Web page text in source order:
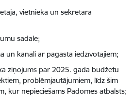
vietnieka un sekretāra
sadale;
un kanāli ar pagasta iedzīvotājiem;
ziņojums par 2025. gada budžetu
problēmjautājumiem, līdz šim
kur nepieciešams Padomes atbalsts;